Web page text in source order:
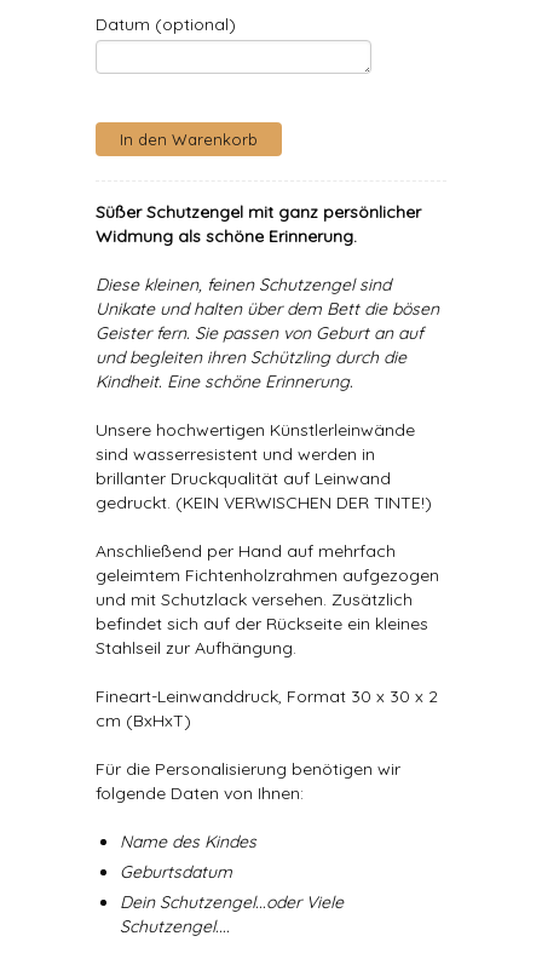
Datum (optional)
Süßer Schutzengel mit ganz persönlicher
Widmung als schöne Erinnerung.
Diese kleinen, feinen Schutzengel sind
Unikate und halten über dem Bett die bösen
Geister fern. Sie passen von Geburt an auf
und begleiten ihren Schützling durch die
Kindheit. Eine schöne Erinnerung.
Unsere hochwertigen Künstlerleinwände
sind wasserresistent und werden in
brillanter Druckqualität auf Leinwand
gedruckt. (KEIN VERWISCHEN DER TINTE!)
Anschließend per Hand auf mehrfach
geleimtem Fichtenholzrahmen aufgezogen
und mit Schutzlack versehen. Zusätzlich
befindet sich auf der Rückseite ein kleines
Stahlseil zur Aufhängung.
Fineart-Leinwanddruck, Format 30 x 30 x 2
cm (BxHxT)
Für die Personalisierung benötigen wir
folgende Daten von Ihnen:
Name des Kindes
Geburtsdatum
Dein Schutzengel...oder Viele
Schutzengel....